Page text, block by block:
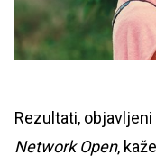
Rezultati,
Network Open,